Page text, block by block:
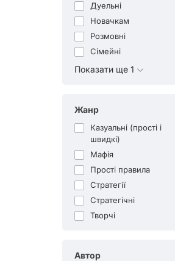
Дуельні
Новачкам
Розмовні
Сімейні
Показати ще 1
Жанр
Казуальні (прості і
швидкі)
Мафія
Прості правила
Стратегії
Стратегічні
Творчі
Автор